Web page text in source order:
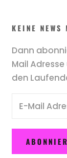
KEINE NEWS
Dann
Mail
den